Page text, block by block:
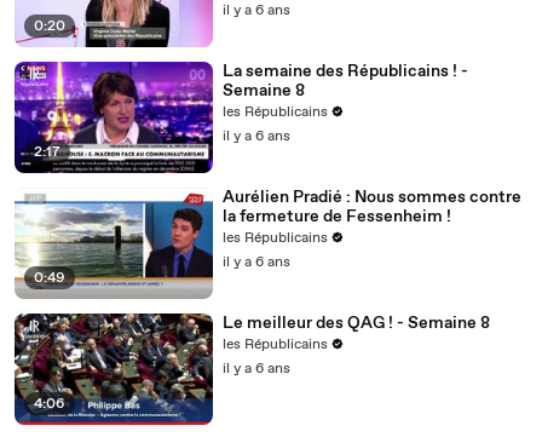
0:20
il y a 6 ans
2:17
La semaine des Républicains ! -
Semaine 8
les Républicains
il y a 6 ans
0:49
Aurélien Pradié : Nous sommes contre
la fermeture de Fessenheim !
les Républicains
il y a 6 ans
4:06
Le meilleur des QAG ! - Semaine 8
les Républicains
il y a 6 ans